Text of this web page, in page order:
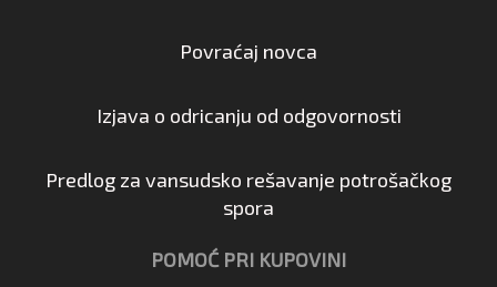
Povraćaj novca
Izjava o odricanju od odgovornosti
Predlog za vansudsko rešavanje potrošačkog
spora
POMOĆ PRI KUPOVINI